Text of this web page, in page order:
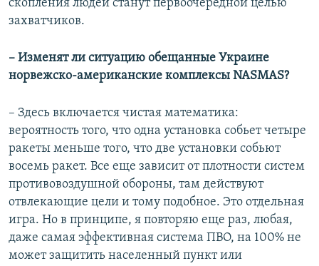
скопления людей станут первоочередной целью
захватчиков.
– Изменят ли ситуацию обещанные Украине
норвежско-американские комплексы NASMAS?
– Здесь включается чистая математика:
вероятность того, что одна установка собьет четыре
ракеты меньше того, что две установки собьют
восемь ракет. Все еще зависит от плотности систем
противовоздушной обороны, там действуют
отвлекающие цели и тому подобное. Это отдельная
игра. Но в принципе, я повторяю еще раз, любая,
даже самая эффективная система ПВО, на 100% не
может защитить населенный пункт или